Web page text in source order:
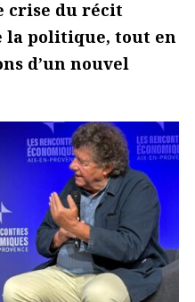
crise du récit
la politique, tout en
d’un nouvel